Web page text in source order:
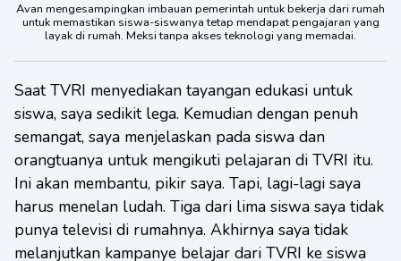
Avan mengesampingkan imbauan pemerintah untuk bekerja dari rumah
untuk memastikan siswa-siswanya tetap mendapat pengajaran yang
layak di rumah. Meksi tanpa akses teknologi yang memadai.
Saat TVRI menyediakan tayangan edukasi untuk
siswa, saya sedikit lega. Kemudian dengan penuh
semangat, saya menjelaskan pada siswa dan
orangtuanya untuk mengikuti pelajaran di TVRI itu.
Ini akan membantu, pikir saya. Tapi, lagi-lagi saya
harus menelan ludah. Tiga dari lima siswa saya tidak
punya televisi di rumahnya. Akhirnya saya tidak
melanjutkan kampanye belajar dari TVRI ke siswa